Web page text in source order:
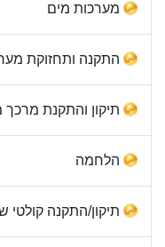
מערכות מים
התקנה ותחזוקת
תיקון והתקנת מרכך
הלחמה
תיקון/התקנה קולטי